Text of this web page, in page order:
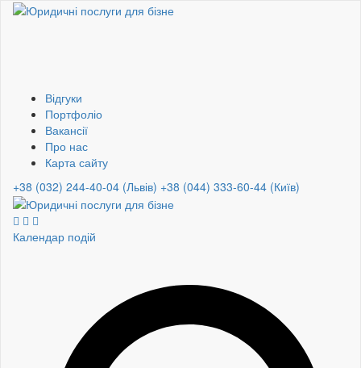
Відгуки
Портфоліо
Вакансії
Про нас
Карта сайту
+38 (032) 244-40-04 (Львів) +38 (044) 333-60-44 (Київ)
Календар подій